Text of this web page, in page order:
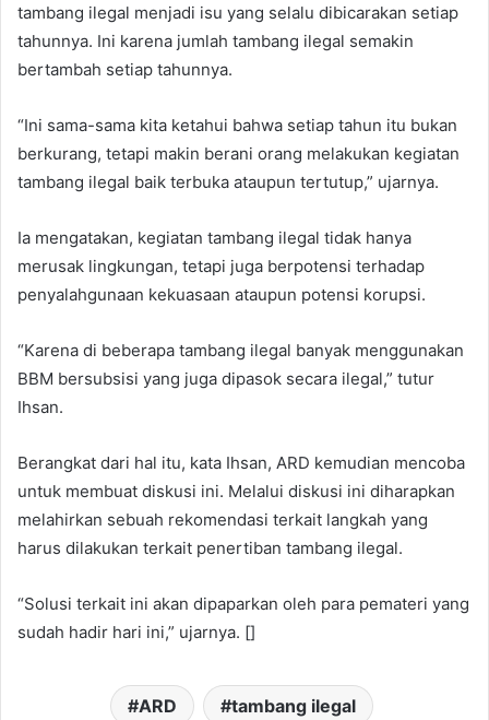
tambang ilegal menjadi isu yang selalu dibicarakan setiap
tahunnya. Ini karena jumlah tambang ilegal semakin
bertambah setiap tahunnya.
“Ini sama-sama kita ketahui bahwa setiap tahun itu bukan
berkurang, tetapi makin berani orang melakukan kegiatan
tambang ilegal baik terbuka ataupun tertutup,” ujarnya.
Ia mengatakan, kegiatan tambang ilegal tidak hanya
merusak lingkungan, tetapi juga berpotensi terhadap
penyalahgunaan kekuasaan ataupun potensi korupsi.
“Karena di beberapa tambang ilegal banyak menggunakan
BBM bersubsisi yang juga dipasok secara ilegal,” tutur
Ihsan.
Berangkat dari hal itu, kata Ihsan, ARD kemudian mencoba
untuk membuat diskusi ini. Melalui diskusi ini diharapkan
melahirkan sebuah rekomendasi terkait langkah yang
harus dilakukan terkait penertiban tambang ilegal.
“Solusi terkait ini akan dipaparkan oleh para pemateri yang
sudah hadir hari ini,” ujarnya. []
ARD tambang ilegal